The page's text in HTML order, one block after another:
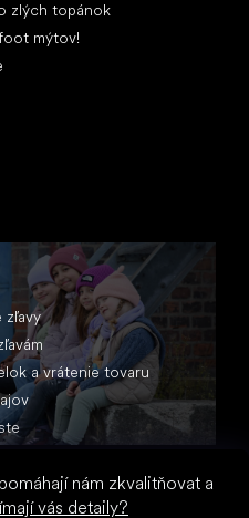
nám zkvalitňovat a
vás detaily?
zlých topánok
mýtov!
zľavy
a vrátenie tovaru